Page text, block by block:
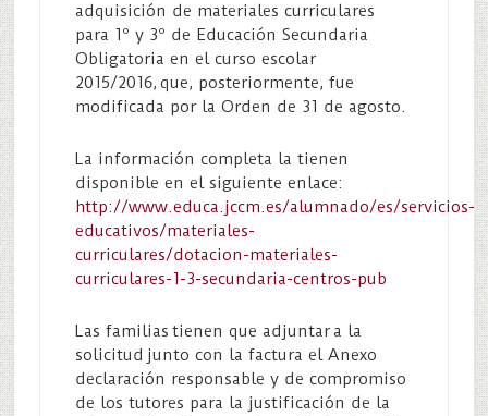
adquisición de materiales curriculares
para 1º y 3º de Educación Secundaria
Obligatoria en el curso escolar
2015/2016, que, posteriormente, fue
modificada por la Orden de 31 de agosto.
La información completa la tienen
disponible en el siguiente enlace:
http://www.educa.jccm.es/alumnado/es/servicios-
educativos/materiales-
curriculares/dotacion-materiales-
curriculares-1-3-secundaria-centros-pub
Las familias tienen que adjuntar a la
solicitud junto con la factura el Anexo
declaración responsable y de compromiso
de los tutores para la justificación de la